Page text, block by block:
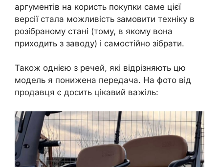
аргументів на користь покупки саме цієї
версії стала можливість замовити техніку в
розібраному стані (тому, в якому вона
приходить з заводу) і самостійно зібрати.
Також однією з речей, які відрізняють цю
модель я понижена передача. На фото від
продавця є досить цікавий важіль: